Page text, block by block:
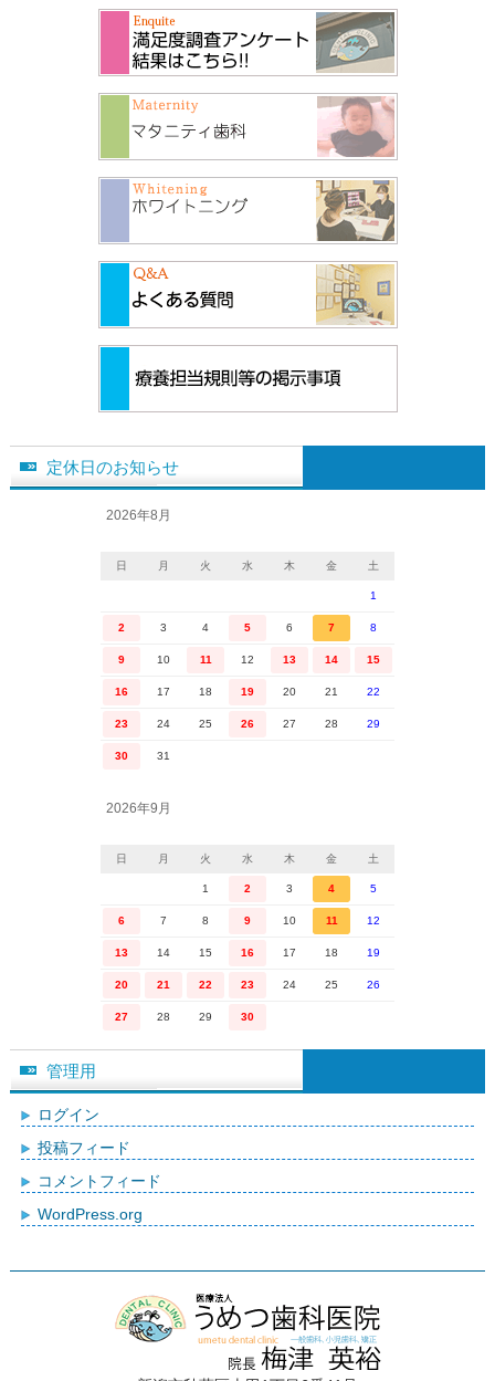
定休日のお知らせ
2026年8月
日 月 火 水 木 金 土
1
2 3 4 5 6 7 8
9 10 11 12 13 14 15
16 17 18 19 20 21 22
23 24 25 26 27 28 29
30 31
2026年9月
日 月 火 水 木 金 土
1 2 3 4 5
6 7 8 9 10 11 12
13 14 15 16 17 18 19
20 21 22 23 24 25 26
27 28 29 30
管理用
ログイン
投稿フィード
コメントフィード
WordPress.org